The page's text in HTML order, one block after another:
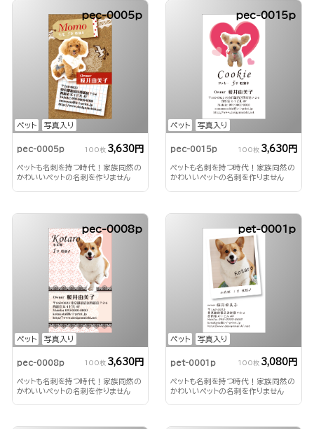
ペット 写真入り
pec-0005p
pec-0005p 100枚 3,630円
ペットも名刺を持つ時代！家族同然の
かわいいペットの名刺を作りません
ペット 写真入り
pec-0015p
pec-0015p 100枚 3,630円
ペットも名刺を持つ時代！家族同然の
かわいいペットの名刺を作りません
ペット 写真入り
pec-0008p
pec-0008p 100枚 3,630円
ペットも名刺を持つ時代！家族同然の
かわいいペットの名刺を作りません
ペット 写真入り
pet-0001p
pet-0001p 100枚 3,080円
ペットも名刺を持つ時代！家族同然の
かわいいペットの名刺を作りません